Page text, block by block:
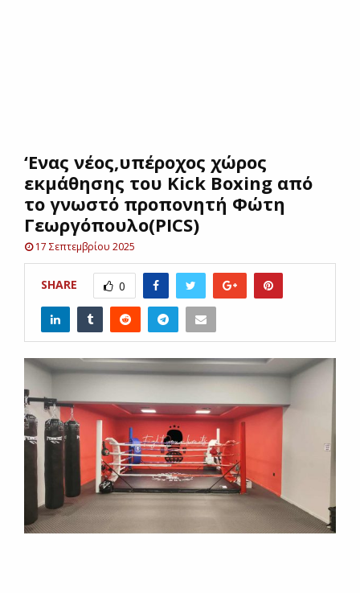
‘Ενας νέος,υπέροχος χώρος
εκμάθησης του Kick Boxing από
το γνωστό προπονητή Φώτη
Γεωργόπουλο(PICS)
17 Σεπτεμβρίου 2025
SHARE 0